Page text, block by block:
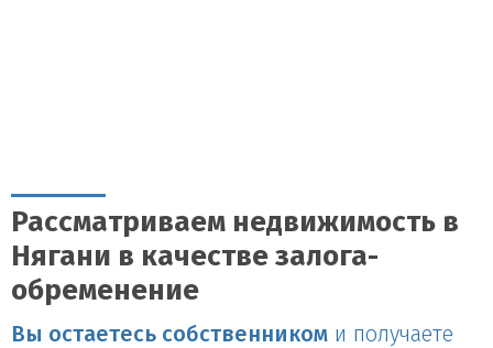
Рассматриваем недвижимость в
Нягани в качестве залога-
обременение
Вы остаетесь собственником и получаете